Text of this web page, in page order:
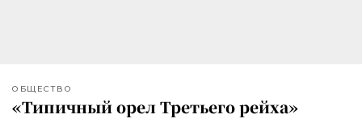
ОБЩЕСТВО
«Типичный орел Третьего рейха»